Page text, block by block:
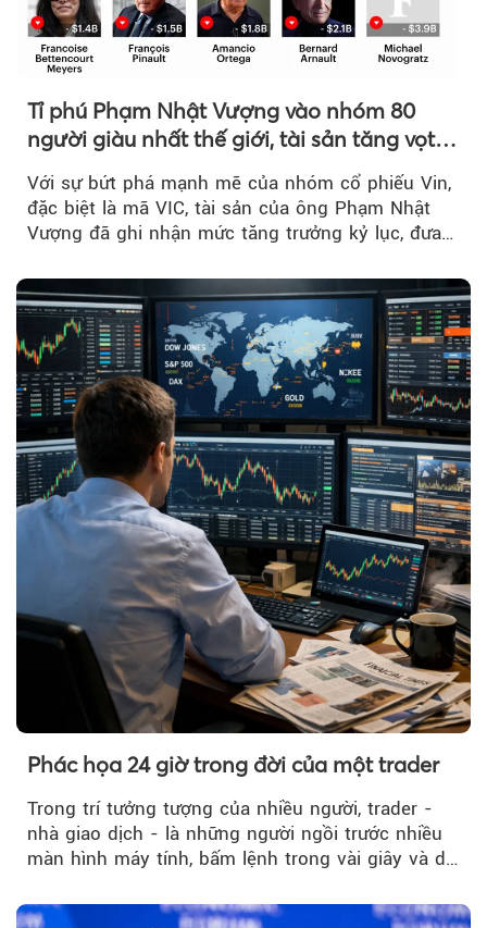
Tỉ phú Phạm Nhật Vượng vào nhóm 80
người giàu nhất thế giới, tài sản tăng vọt
Với sự bứt phá mạnh mẽ của nhóm cổ phiếu Vin,
đặc biệt là mã VIC, tài sản của ông Phạm Nhật
Vượng đã ghi nhận mức tăng trưởng kỷ lục, đưa
Phác họa 24 giờ trong đời của một trader
Trong trí tưởng tượng của nhiều người, trader -
nhà giao dịch - là những người ngồi trước nhiều
màn hình máy tính, bấm lệnh trong vài giây và dễ